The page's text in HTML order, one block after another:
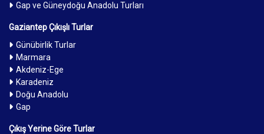
Gap ve Güneydoğu Anadolu Turları
Gaziantep Çıkışlı Turlar
Günübirlik Turlar
Marmara
Akdeniz-Ege
Karadeniz
Doğu Anadolu
Gap
Çıkış Yerine Göre Turlar